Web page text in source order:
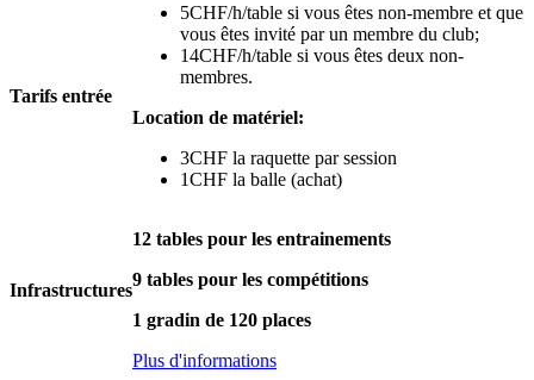
Tarifs entrée
5CHF/h/table si vous êtes non-membre et que
vous êtes invité par un membre du club;
14CHF/h/table si vous êtes deux non-
membres.
Location de matériel:
3CHF la raquette par session
1CHF la balle (achat)
Infrastructures
12 tables pour les entrainements
9 tables pour les compétitions
1 gradin de 120 places
Plus d'informations